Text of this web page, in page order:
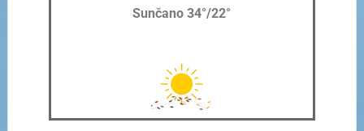
Sunčano 34°/22°